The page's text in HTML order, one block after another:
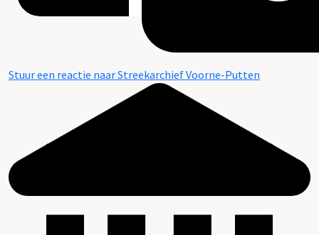
Stuur een reactie naar Streekarchief Voorne-Putten